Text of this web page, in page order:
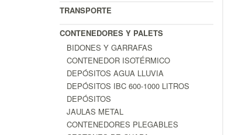
TRANSPORTE
CONTENEDORES Y PALETS
BIDONES Y GARRAFAS
CONTENEDOR ISOTÉRMICO
DEPÓSITOS AGUA LLUVIA
DEPÓSITOS IBC 600-1000 LITROS
DEPÓSITOS
JAULAS METAL
CONTENEDORES PLEGABLES